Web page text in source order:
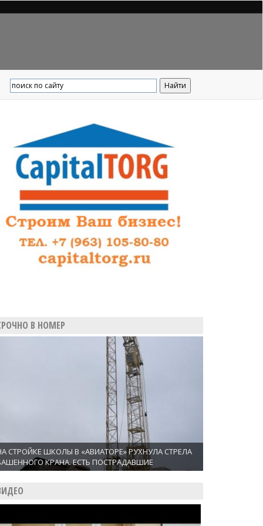
В НОМЕР
СТРОЙКЕ ШКОЛЫ В «АВИАТОРЕ» РУХНУЛА СТРЕЛА
КРАНА. ЕСТЬ ПОСТРАДАВШИЕ